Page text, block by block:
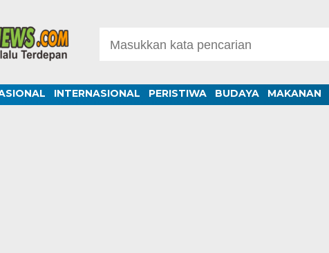
INTERNASIONAL PERISTIWA BUDAYA MAKANAN